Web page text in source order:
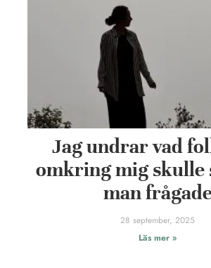
Jag undrar vad
omkring mig skulle
man
28 september, 2025
Läs mer »